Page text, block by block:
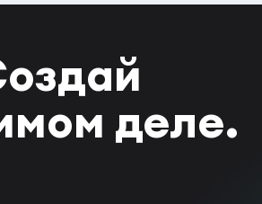
деле.